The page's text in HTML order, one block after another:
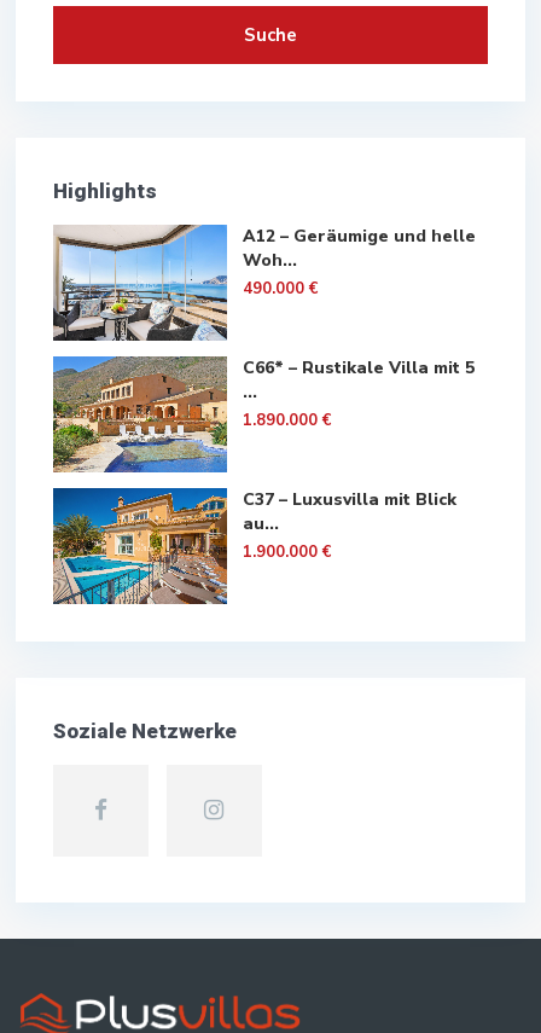
Suche
Highlights
A12 – Geräumige und helle
Woh...
490.000 €
C66* – Rustikale Villa mit 5
...
1.890.000 €
C37 – Luxusvilla mit Blick
au...
1.900.000 €
Soziale Netzwerke